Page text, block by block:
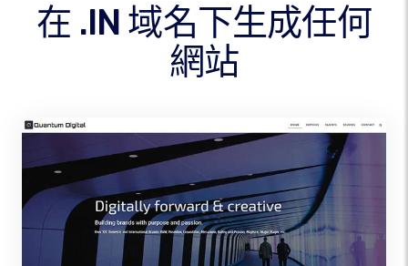
在 .IN 域名下生成任何
網站